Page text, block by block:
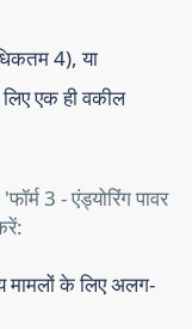
4), या
लिए एक ही वकील
3 - एंड्योरिंग पावर
मामलों के लिए अलग-